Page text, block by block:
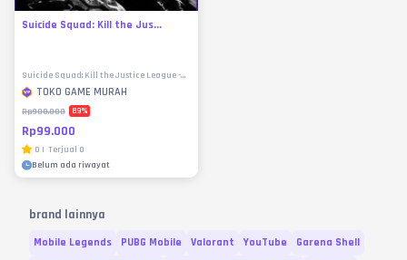
Suicide Squad: Kill the Jus...
Suicide Squad: Kill the Justice League -
CD KeysTOKO GAME MURAH
Rp900.000 89%
Rp99.000
0 | Terjual 0
Belum ada riwayat
brand lainnya
Mobile Legends PUBG Mobile Valorant YouTube
Garena Shell